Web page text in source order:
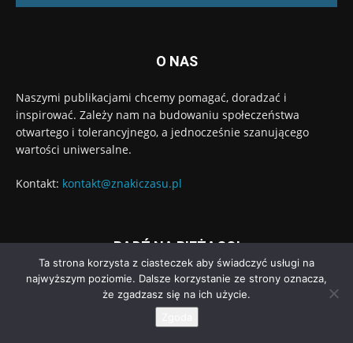
O NAS
Naszymi publikacjami chcemy pomagać, doradzać i
inspirować. Zależy nam na budowaniu społeczeństwa
otwartego i tolerancyjnego, a jednocześnie szanującego
wartości uniwersalne.
Kontakt: kontakt@znakiczasu.pl
BĄDŹ NA BIEŻĄCO!
Ta strona korzysta z ciasteczek aby świadczyć usługi na
najwyższym poziomie. Dalsze korzystanie ze strony oznacza,
że zgadzasz się na ich użycie.